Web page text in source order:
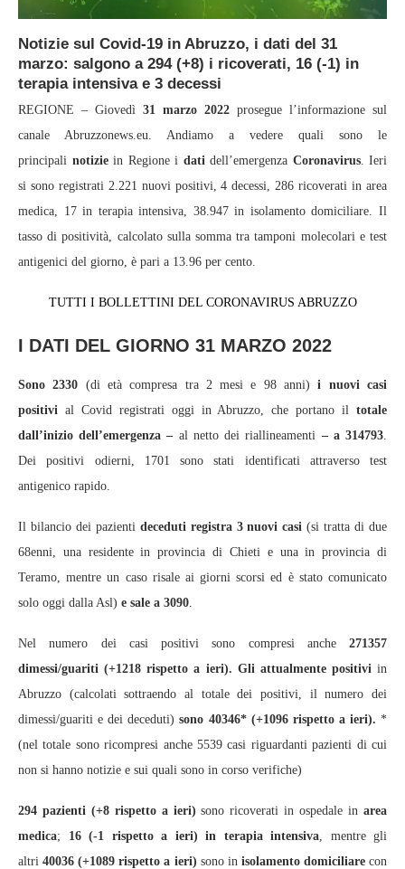
Notizie sul Covid-19 in Abruzzo, i dati del 31
marzo: salgono a 294 (+8) i ricoverati, 16 (-1) in
terapia intensiva e 3 decessi
REGIONE – Giovedì 31 marzo 2022 prosegue l’informazione sul
canale Abruzzonews.eu. Andiamo a vedere quali sono le
principali notiziein Regione i dati dell’emergenza Coronavirus. Ieri
si sono registrati 2.221 nuovi positivi, 4 decessi, 286 ricoverati in area
medica, 17 in terapia intensiva, 38.947 in isolamento domiciliare. Il
tasso di positività, calcolato sulla somma tra tamponi molecolari e test
antigenici del giorno, è pari a 13.96 per cento.
TUTTI I BOLLETTINI DEL CORONAVIRUS ABRUZZO
I DATI DEL GIORNO 31 MARZO 2022
Sono 2330 (di età compresa tra 2 mesi e 98 anni)i nuovi casi
positivi al Covid registrati oggi in Abruzzo, che portano iltotale
dall’inizio dell’emergenza – al netto dei riallineamenti – a 314793
Dei positivi odierni, 1701 sono stati identificati attraverso test
antigenico rapido.
Il bilancio dei pazienti deceduti registra 3 nuovi casi(si tratta di due
68enni, una residente in provincia di Chieti e una in provincia di
Teramo, mentre un caso risale ai giorni scorsi ed è stato comunicato
solo oggi dalla Asl) e sale a 3090
Nel numero dei casi positivi sono compresi anche271357
dimessi/guariti (+1218 rispetto a ieri). Gli attualmente positivi in
Abruzzo (calcolati sottraendo al totale dei positivi, il numero dei
dimessi/guariti e dei deceduti)sono 40346* (+1096 rispetto a ieri).*
(nel totale sono ricompresi anche 5539 casi riguardanti pazienti di cui
non si hanno notizie e sui quali sono in corso verifiche)
294 pazienti (+8 rispetto a ieri)sono ricoverati in ospedale inarea
medica; 16 (-1 rispetto a ieri) in terapia intensiva , mentre gli
altri 40036 (+1089 rispetto a ieri) sono in isolamento domiciliarecon